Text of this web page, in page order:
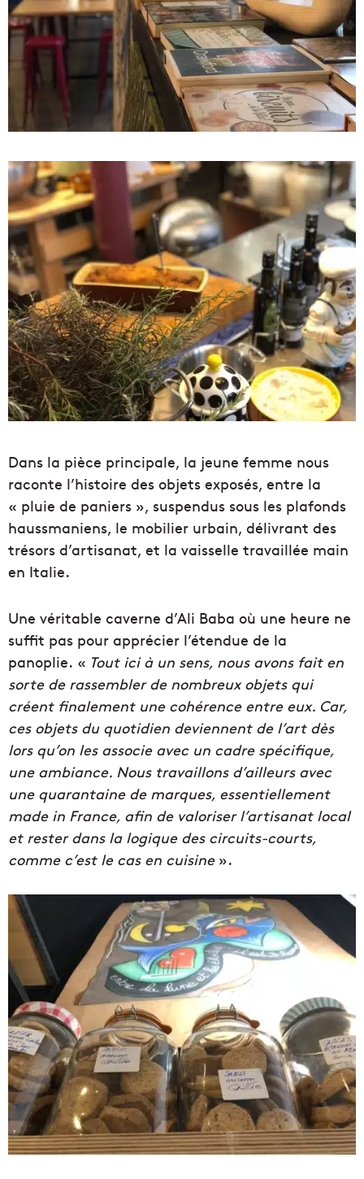
Dans la pièce principale, la jeune femme nous
raconte l’histoire des objets exposés, entre la
« pluie de paniers », suspendus sous les plafonds
haussmaniens, le mobilier urbain, délivrant des
trésors d’artisanat, et la vaisselle travaillée main
en Italie.
Une véritable caverne d’Ali Baba où une heure ne
suffit pas pour apprécier l’étendue de la
panoplie. « Tout ici à un sens, nous avons fait en
sorte de rassembler de nombreux objets qui
créent finalement une cohérence entre eux. Car,
ces objets du quotidien deviennent de l’art dès
lors qu’on les associe avec un cadre spécifique,
une ambiance. Nous travaillons d’ailleurs avec
une quarantaine de marques, essentiellement
made in France, afin de valoriser l’artisanat local
et rester dans la logique des circuits-courts,
comme c’est le cas en cuisine ».